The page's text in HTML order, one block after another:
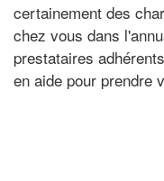
certainement des
chez vous dans
prestataires
en aide pour prendre